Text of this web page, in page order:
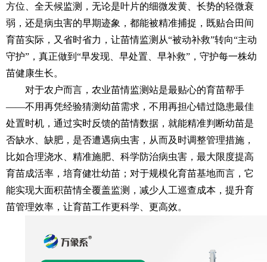
方位、全天候监测，无论是叶片的细微发黄、长势的轻微衰
弱，还是病虫害的早期迹象，都能被精准捕捉，既贴合田间
育苗实际，又省时省力，让苗情监测从“被动补救”转向“主动
守护”，真正做到“早发现、早处置、早补救”，守护每一株幼
苗健康生长。
对于农户而言，农业苗情监测站是最贴心的育苗帮手
——不用再凭经验猜测幼苗需求，不用再担心错过隐患最佳
处置时机，通过实时反馈的苗情数据，就能精准判断幼苗是
否缺水、缺肥，是否遭遇病虫害，从而及时调整管理措施，
比如合理浇水、精准施肥、科学防治病虫害，最大限度提高
育苗成活率，培育健壮幼苗；对于规模化育苗基地而言，它
能实现大面积苗情全覆盖监测，减少人工巡查成本，提升育
苗管理效率，让育苗工作更科学、更高效。